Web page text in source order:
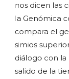
nos dicen las
la Genómica
compara el
simios
diálogo con la
salido de la